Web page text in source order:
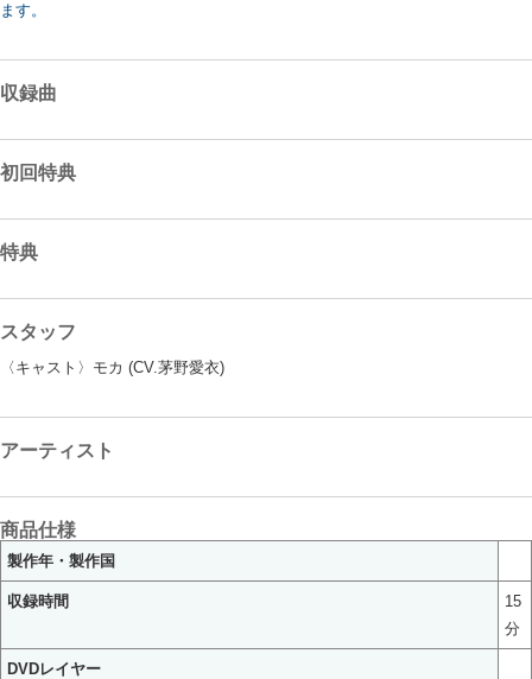
ます。
収録曲
初回特典
特典
スタッフ
〈キャスト〉モカ (CV.茅野愛衣)
アーティスト
商品仕様
製作年・製作国
収録時間
15
分
DVDレイヤー